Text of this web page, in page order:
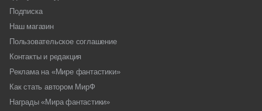
Подписка
Наш магазин
Пользовательское соглашение
Контакты и редакция
Реклама на «Мире фантастики»
Как стать автором МирФ
Награды «Мира фантастики»